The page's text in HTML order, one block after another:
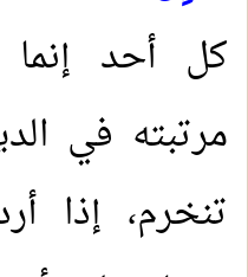
كل أحد
مرتبته في
تنخرم، إذا